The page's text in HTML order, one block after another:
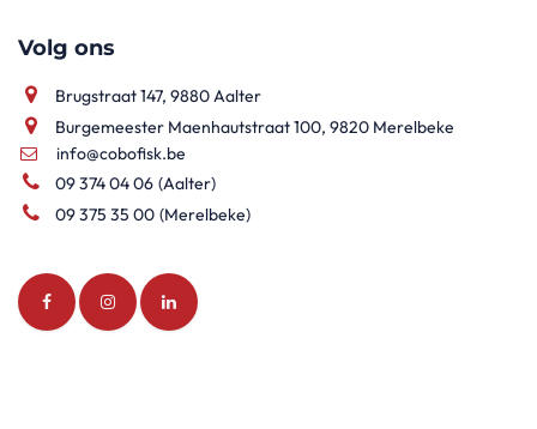
Volg ons
Brugstraat 147, 9880 Aalter
Burgemeester Maenhautstraat 100, 9820 Merelbeke
info@cobofisk.be
09 374 04 06 (Aalter)
09 375 35 00 (Merelbeke)